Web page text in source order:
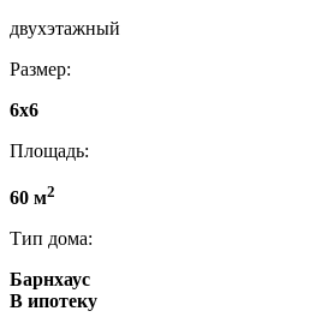
двухэтажный
Размер:
6x6
Площадь:
60 м2
Тип дома:
Барнхаус
В ипотеку